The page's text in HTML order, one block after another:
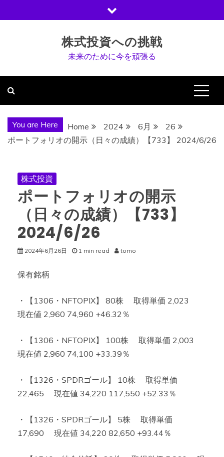
to
株式投資への挑戦
未来のために今を頑張る
You are Here Home 2024 6月
26
ポートフォリオの開示（日々の成績）【733】 2024/6/26
株式投資
ポートフォリオの開示
（日々の成績）【733】
2024/6/26
2024年6月26日 1 min read tomo
保有銘柄
・【1306・NFTOPIX】 80株 取得単価 2,023
現在値 2,960 74,960 +46.32％
・【1306・NFTOPIX】 100株 取得単価 2,003
現在値 2,960 74,100 +33.39％
・【1326・SPDRゴール】 10株 取得単価
22,465 現在値 34,220 117,550 +52.33％
・【1326・SPDRゴール】 5株 取得単価
17,690 現在値 34,220 82,650 +93.44％